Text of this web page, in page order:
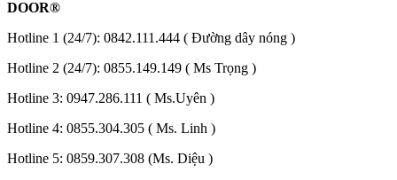
DOOR®
Hotline 1 (24/7): 0842.111.444 ( Đường dây nóng )
Hotline 2 (24/7): 0855.149.149 ( Ms Trọng )
Hotline 3: 0947.286.111 ( Ms.Uyên )
Hotline 4: 0855.304.305 ( Ms. Linh )
Hotline 5: 0859.307.308 (Ms. Diệu )